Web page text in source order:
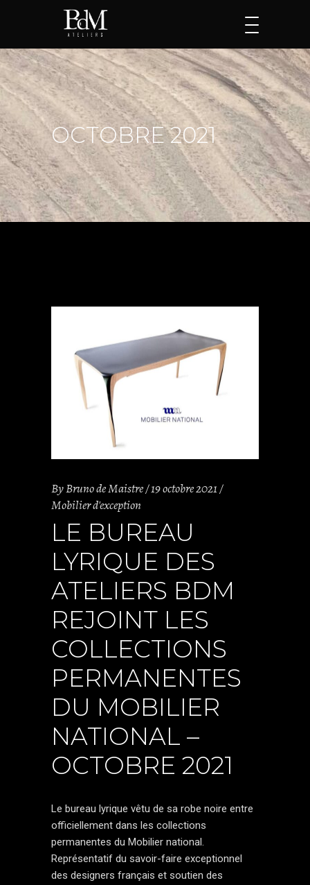
OCTOBRE 2021
ByBruno de Maistre 19 octobre 2021
Mobilier d'exception
LE BUREAU
LYRIQUE DES
ATELIERS BDM
REJOINT LES
COLLECTIONS
PERMANENTES
DU MOBILIER
NATIONAL –
OCTOBRE 2021
Le bureau lyrique vêtu de sa robe noire entre
officiellement dans les collections
permanentes du Mobilier national.
Représentatif du savoir-faire exceptionnel
des designers français et soutien des